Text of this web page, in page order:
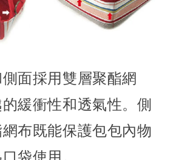
面採用雙層聚酯網
緩衝性和透氣性。側
布既能保護包包內物
袋使用。